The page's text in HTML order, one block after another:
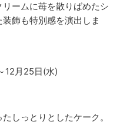
ームに苺を散りばめたシ
飾も特別感を演出しま
12月25日(水)
しっとりとしたケーク。